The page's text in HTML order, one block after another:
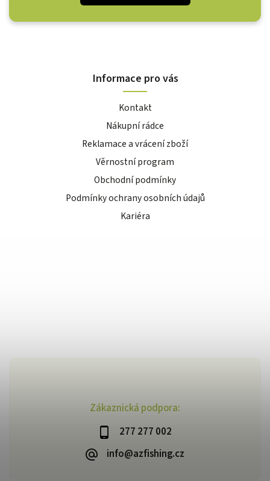
Zákaznická podpora:
277 277 002
info@azfishing.cz
Informace pro vás
Kontakt
Nákupní rádce
Reklamace a vrácení zboží
Věrnostní program
Obchodní podmínky
Podmínky ochrany osobních údajů
Kariéra